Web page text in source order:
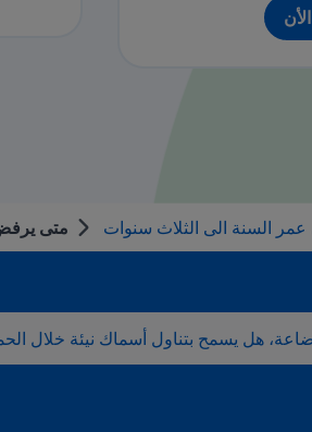
السنة الى الثلاث سنوات متى